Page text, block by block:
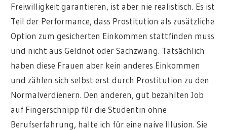
Freiwilligkeit garantieren, ist aber nie realistisch. Es ist
Teil der Performance, dass Prostitution als zusätzliche
Option zum gesicherten Einkommen stattfinden muss
und nicht aus Geldnot oder Sachzwang. Tatsächlich
haben diese Frauen aber kein anderes Einkommen
und zählen sich selbst erst durch Prostitution zu den
Normalverdienern. Den anderen, gut bezahlten Job
auf Fingerschnipp für die Studentin ohne
Berufserfahrung, halte ich für eine naive Illusion. Sie